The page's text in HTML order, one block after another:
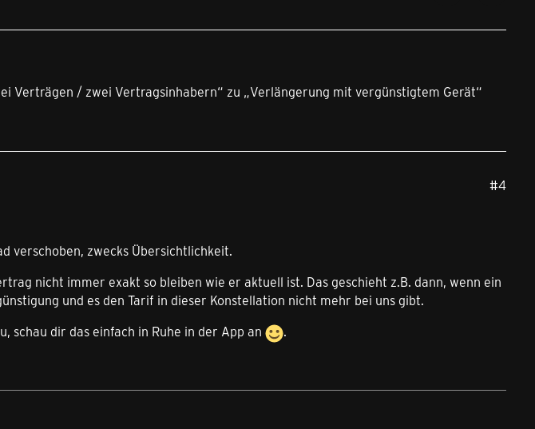
Verträgen / zwei Vertragsinhabern“ zu „Verlängerung mit vergünstigtem Gerät“
#4
verschoben, zwecks Übersichtlichkeit.
nicht immer exakt so bleiben wie er aktuell ist. Das geschieht z.B. dann, wenn ein
und es den Tarif in dieser Konstellation nicht mehr bei uns gibt.
schau dir das einfach in Ruhe in der App an
.